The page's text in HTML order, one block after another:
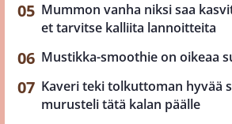
Mummon vanha niksi saa
et tarvitse kalliita lannoitteita
Mustikka-smoothie on oikeaa
Kaveri teki tolkuttoman hyvää
murusteli tätä kalan päälle